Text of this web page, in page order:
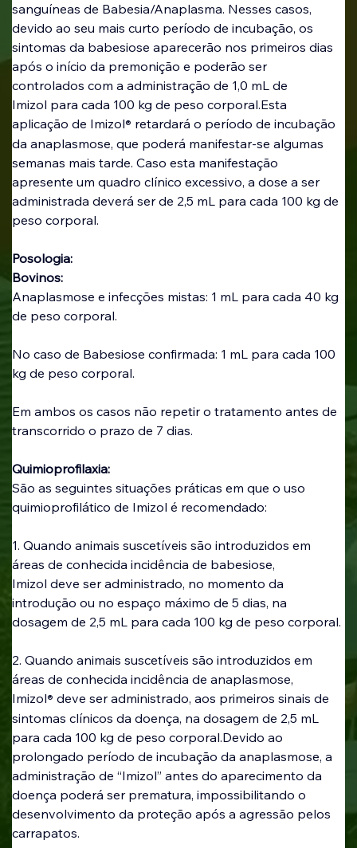
sanguíneas de Babesia/Anaplasma. Nesses casos,
devido ao seu mais curto período de incubação, os
sintomas da babesiose aparecerão nos primeiros dias
após o início da premonição e poderão ser
controlados com a administração de 1,0 mL de
Imizol para cada 100 kg de peso corporal.Esta
aplicação de Imizol® retardará o período de incubação
da anaplasmose, que poderá manifestar-se algumas
semanas mais tarde. Caso esta manifestação
apresente um quadro clínico excessivo, a dose a ser
administrada deverá ser de 2,5 mL para cada 100 kg de
peso corporal.
Posologia:
Bovinos:
Anaplasmose e infecções mistas: 1 mL para cada 40 kg
de peso corporal.
No caso de Babesiose confirmada: 1 mL para cada 100
kg de peso corporal.
Em ambos os casos não repetir o tratamento antes de
transcorrido o prazo de 7 dias.
Quimioprofilaxia:
São as seguintes situações práticas em que o uso
quimioprofilático de Imizol é recomendado:
1. Quando animais suscetíveis são introduzidos em
áreas de conhecida incidência de babesiose,
Imizol deve ser administrado, no momento da
introdução ou no espaço máximo de 5 dias, na
dosagem de 2,5 mL para cada 100 kg de peso corporal.
2. Quando animais suscetíveis são introduzidos em
áreas de conhecida incidência de anaplasmose,
Imizol® deve ser administrado, aos primeiros sinais de
sintomas clínicos da doença, na dosagem de 2,5 mL
para cada 100 kg de peso corporal.Devido ao
prolongado período de incubação da anaplasmose, a
administração de “Imizol” antes do aparecimento da
doença poderá ser prematura, impossibilitando o
desenvolvimento da proteção após a agressão pelos
carrapatos.